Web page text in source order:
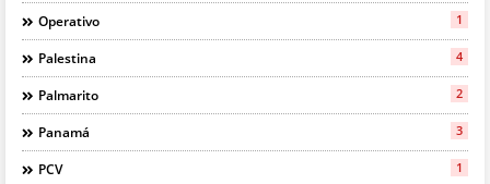
Operativo 1
Palestina 4
Palmarito 2
Panamá 3
PCV 1